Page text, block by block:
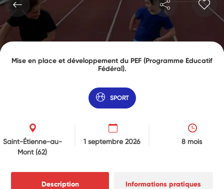
Mise en place et développement du PEF (Programme Educatif
Fédéral).
SPORT
Saint-Étienne-au-
Mont(62)
1 septembre 2026 8 mois
Description Informations pratiques